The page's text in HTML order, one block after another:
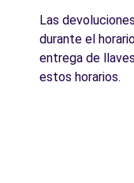
Las
durante el
entrega de
estos horarios.